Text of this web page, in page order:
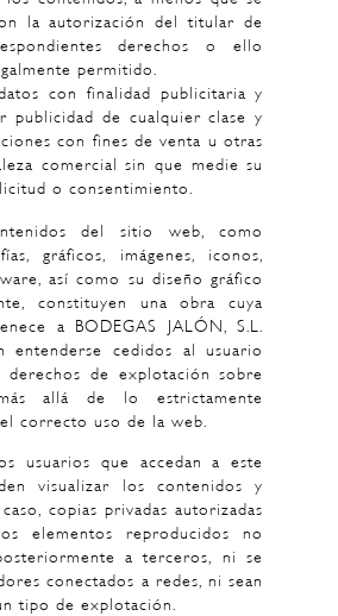
la autorización del titular de
derechos o ello
permitido.
con finalidad publicitaria y
publicidad de cualquier clase y
con fines de venta u otras
comercial sin que medie su
o consentimiento.
del sitio web, como
gráficos, imágenes, iconos,
así como su diseño gráfico
constituyen una obra cuya
a BODEGAS JALÓN, S.L.
entenderse cedidos al usuario
derechos de explotación sobre
allá de lo estrictamente
correcto uso de la web.
usuarios que accedan a este
visualizar los contenidos y
copias privadas autorizadas
elementos reproducidos no
a terceros, ni se
conectados a redes, ni sean
tipo de explotación.